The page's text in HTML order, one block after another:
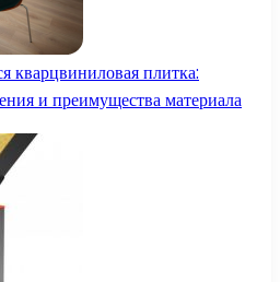
кварцвиниловая плитка:
и преимущества материала